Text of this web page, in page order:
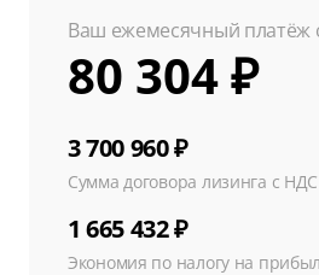
Ваш ежемесячный платёж
80 304 ₽
3 700 960 ₽
Сумма договора лизинга с НДС
1 665 432 ₽
Экономия по налогу на